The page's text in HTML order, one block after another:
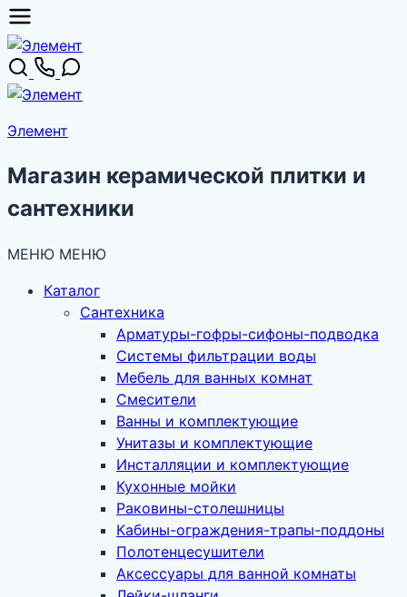
Элемент
Магазин керамической плитки и
сантехники
МЕНЮ МЕНЮ
Каталог
Сантехника
Арматуры-гофры-сифоны-подводка
Системы фильтрации воды
Мебель для ванных комнат
Смесители
Ванны и комплектующие
Унитазы и комплектующие
Инсталляции и комплектующие
Кухонные мойки
Раковины-столешницы
Кабины-ограждения-трапы-поддоны
Полотенцесушители
Аксессуары для ванной комнаты